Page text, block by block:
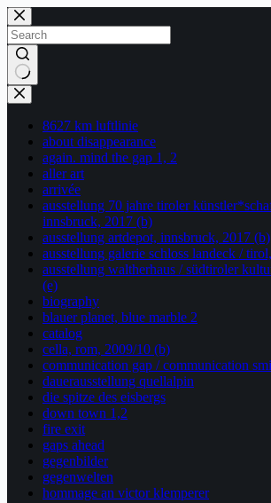
Skip
to
content
No
results
8627 km luftlinie
about disappearance
again. mind the gap 1, 2
aller art
arrivée
ausstellung 70 jahre tiroler
innsbruck, 2017 (b)
ausstellung artdepot, innsbruck, 2017 (b)
ausstellung galerie schloss landeck /
ausstellung waltherhaus / südtiroler
(e)
biography
blauer planet, blue marble 2
catalog
cella, rom, 2009/10 (b)
communication gap / communication
dauerausstellung quellalpin
die spitze des eisbergs
down town 1,2
fire exit
gaps ahead
gegenbilder
gegenwelten
hommage an victor klemperer